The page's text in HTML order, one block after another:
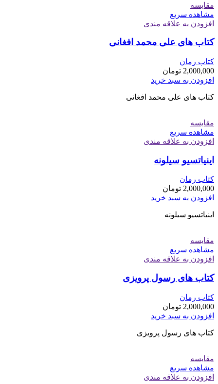
مقایسه
مشاهده سریع
افزودن به علاقه مندی
کتاب های علی محمد افغانی
کتاب رمان
2,000,000 تومان
افزودن به سبد خرید
کتاب های علی محمد افغانی
مقایسه
مشاهده سریع
افزودن به علاقه مندی
اینیاتسیو سیلونه
کتاب رمان
2,000,000 تومان
افزودن به سبد خرید
اینیاتسیو سیلونه
مقایسه
مشاهده سریع
افزودن به علاقه مندی
کتاب های رسول پرویزی
کتاب رمان
2,000,000 تومان
افزودن به سبد خرید
کتاب های رسول پرویزی
مقایسه
مشاهده سریع
افزودن به علاقه مندی